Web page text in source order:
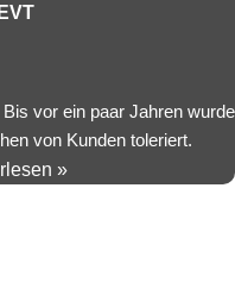
vor ein paar Jahren wurde
von Kunden toleriert.
»